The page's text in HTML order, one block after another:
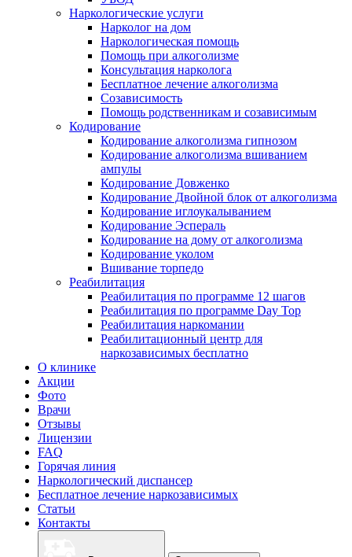
Наркологические услуги
Нарколог на дом
Наркологическая помощь
Помощь при алкоголизме
Консультация нарколога
Бесплатное лечение алкоголизма
Созависимость
Помощь родственникам и созависимым
Кодирование
Кодирование алкоголизма гипнозом
Кодирование алкоголизма вшиванием
ампулы
Кодирование Довженко
Кодирование Двойной блок от алкоголизма
Кодирование иглоукалыванием
Кодирование Эспераль
Кодирование на дому от алкоголизма
Кодирование уколом
Вшивание торпедо
Реабилитация
Реабилитация по программе 12 шагов
Реабилитация по программе Day Top
Реабилитация наркомании
Реабилитационный центр для
наркозависимых бесплатно
О клинике
Акции
Фото
Врачи
Отзывы
Лицензии
FAQ
Горячая линия
Наркологический диспансер
Бесплатное лечение наркозависимых
Статьи
Контакты